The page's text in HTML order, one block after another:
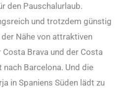
den Pauschalurlaub.
und trotzdem günstig
Nähe von attraktiven
Brava und der Costa
Barcelona. Und die
in Spaniens Süden lädt zu